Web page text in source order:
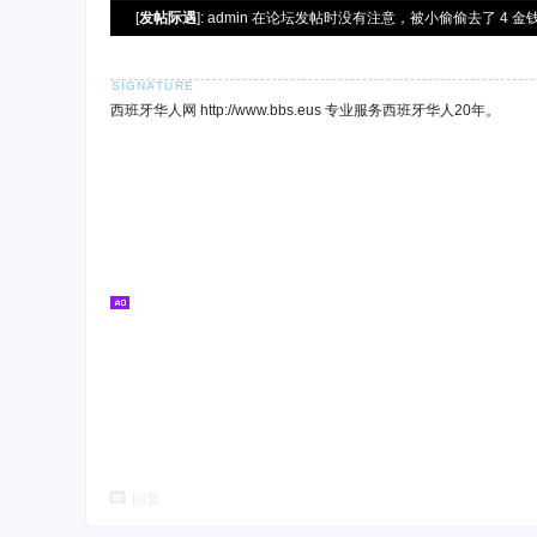
[发帖际遇]: admin 在论坛发帖时没有注意，被小偷偷去了 4 金
西班牙华人网 http://www.bbs.eus 专业服务西班牙华人20年。